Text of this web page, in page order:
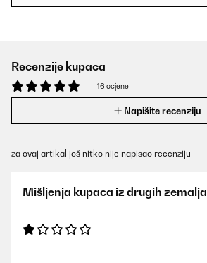
Recenzije kupaca
16 ocjene
Napišite recenziju
za ovaj artikal još nitko nije napisao recenziju
Mišljenja kupaca iz drugih zemalja